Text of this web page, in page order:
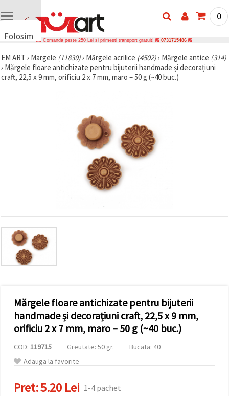
Folosim
uri
🍪 Folosim
cookie-uri
afișa
conținut și
reclame
relevante,
analiză și
marketing.
acord să
toate
urile făcând
toate!" Sau
0
Comanda peste 250 Lei si primesti transport gratuit! 0731715486
EM ART › Margele (11839)› Mărgele acrilice (4502)› Mărgele antice (314)
› Mărgele floare antichizate pentru bijuterii handmade și decorațiuni
craft, 22,5 x 9 mm, orificiu 2 x 7 mm, maro – 50 g (~40 buc.)
Mărgele floare antichizate pentru bijuterii
handmade și decorațiuni craft, 22,5 x 9 mm,
orificiu 2 x 7 mm, maro – 50 g (~40 buc.)
COD: 119715 Greutate: 50 gr.
Bucata: 40
Adauga la favorite
Pret:5.20 Lei 1-4 pachet